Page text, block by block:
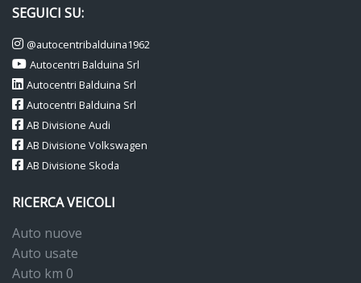
SEGUICI SU:
@autocentribalduina1962
Autocentri Balduina Srl
Autocentri Balduina Srl
Autocentri Balduina Srl
AB Divisione Audi
AB Divisione Volkswagen
AB Divisione Skoda
RICERCA VEICOLI
Auto nuove
Auto usate
Auto km 0